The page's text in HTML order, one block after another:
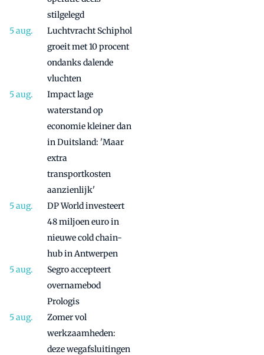
stilgelegd
Luchtvracht Schiphol
groeit met 10 procent
ondanks dalende
vluchten
Impact lage
waterstand op
economie kleiner dan
in Duitsland: 'Maar
extra
transportkosten
aanzienlijk'
DP World investeert
48 miljoen euro in
nieuwe cold chain-
hub in Antwerpen
Segro accepteert
overnamebod
Prologis
Zomer vol
werkzaamheden:
deze wegafsluitingen